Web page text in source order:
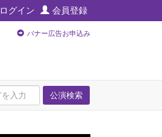
ログイン 会員登録
バナー広告お申込み
公演検索